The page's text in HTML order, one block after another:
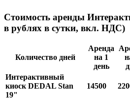
Стоимость аренды
в рублях в сутки, вкл. НДС)
Количество дней
Аренда
на 1
день
Интерактивный
киоск DEDAL Stan
19"
14500